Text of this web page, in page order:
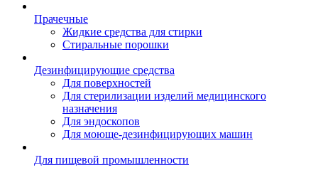
Прачечные
Жидкие средства для стирки
Стиральные порошки
Дезинфицирующие средства
Для поверхностей
Для стерилизации изделий медицинского
назначения
Для эндоскопов
Для моюще-дезинфицирующих машин
Для пищевой промышленности